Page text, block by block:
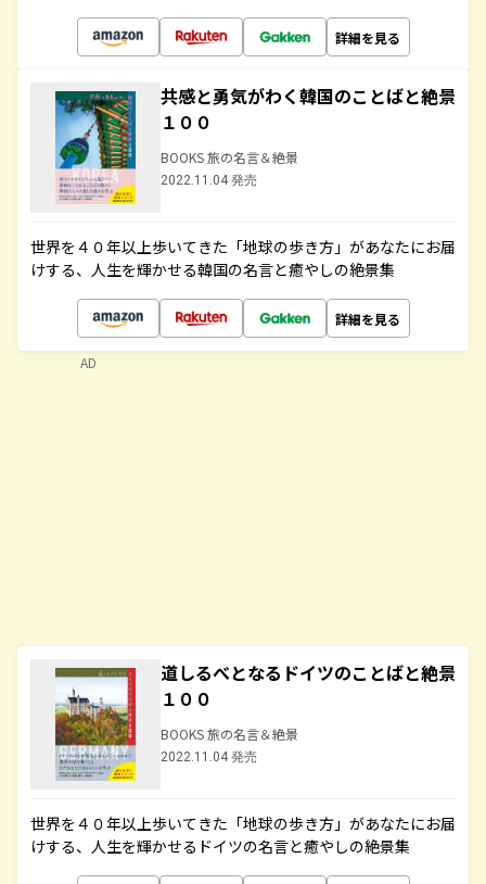
詳細を見る
共感と勇気がわく韓国のことばと絶景
１００
BOOKS 旅の名言＆絶景
2022.11.04 発売
世界を４０年以上歩いてきた「地球の歩き方」があなたにお届
けする、人生を輝かせる韓国の名言と癒やしの絶景集
詳細を見る
道しるべとなるドイツのことばと絶景
１００
BOOKS 旅の名言＆絶景
2022.11.04 発売
世界を４０年以上歩いてきた「地球の歩き方」があなたにお届
けする、人生を輝かせるドイツの名言と癒やしの絶景集
AD